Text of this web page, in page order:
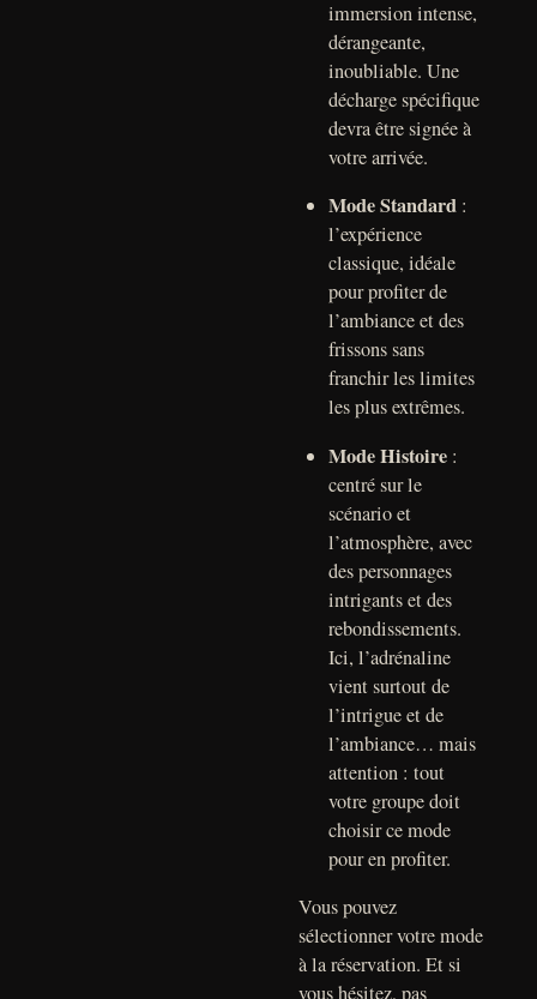
immersion intense,
dérangeante,
inoubliable. Une
décharge spécifique
devra être signée à
votre arrivée.
Mode Standard:
l’expérience
classique, idéale
pour profiter de
l’ambiance et des
frissons sans
franchir les limites
les plus extrêmes.
Mode Histoire:
centré sur le
scénario et
l’atmosphère, avec
des personnages
intrigants et des
rebondissements.
Ici, l’adrénaline
vient surtout de
l’intrigue et de
l’ambiance… mais
attention : tout
votre groupe doit
choisir ce mode
pour en profiter.
Vous pouvez
sélectionner votre mode
à la réservation. Et si
vous hésitez, pas